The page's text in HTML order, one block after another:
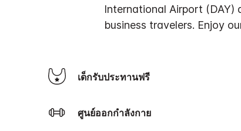
International Airport
business travelers. Enjoy
เด็กรับประทานฟรี
ศูนย์ออกกำลังกาย